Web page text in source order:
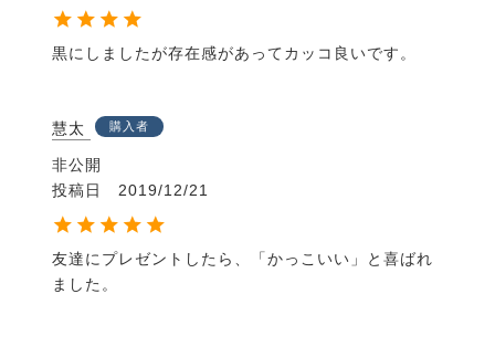
黒にしましたが存在感があってカッコ良いです。
慧太 購入者
非公開
投稿日
2019/12/21
友達にプレゼントしたら、「かっこいい」と喜ばれ
ました。